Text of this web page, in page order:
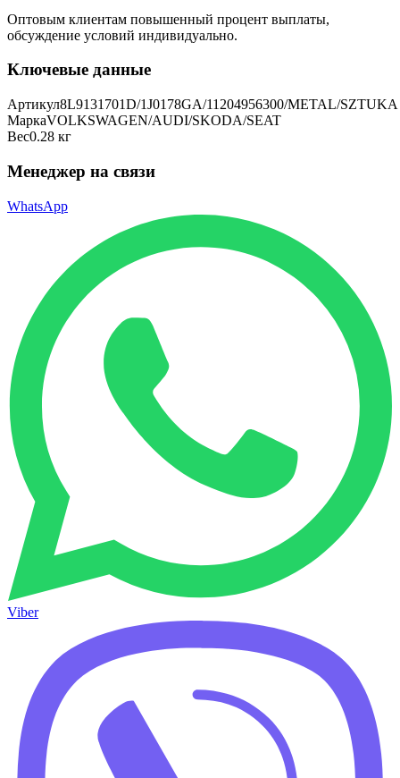
Оптовым клиентам повышенный процент выплаты,
обсуждение условий индивидуально.
Ключевые данные
Артикул8L9131701D/1J0178GA/11204956300/METAL/SZTUKA
МаркаVOLKSWAGEN/AUDI/SKODA/SEAT
Вес0.28 кг
Менеджер на связи
WhatsApp
Viber